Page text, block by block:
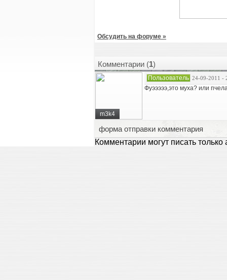
Обсудить на форуме »
Комментарии (1)
m3k4
Пользователь 24-09-2011 -
Фуэээээ,это муха? или
форма отправки комментария
Комментарии могут писать